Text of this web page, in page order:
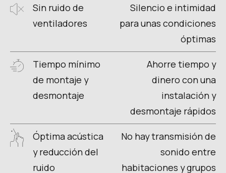
Sin ruido de
ventiladores
Silencio e intimidad
para unas condiciones
óptimas
Tiempo mínimo
de montaje y
desmontaje
Ahorre tiempo y
dinero con una
instalación y
desmontaje rápidos
Óptima acústica
y reducción del
ruido
No hay transmisión de
sonido entre
habitaciones y grupos